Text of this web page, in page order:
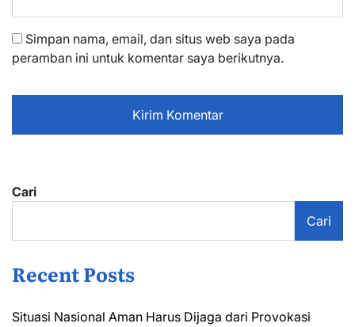
Simpan nama, email, dan situs web saya pada
peramban ini untuk komentar saya berikutnya.
Cari
Cari
Recent Posts
Situasi Nasional Aman Harus Dijaga dari Provokasi